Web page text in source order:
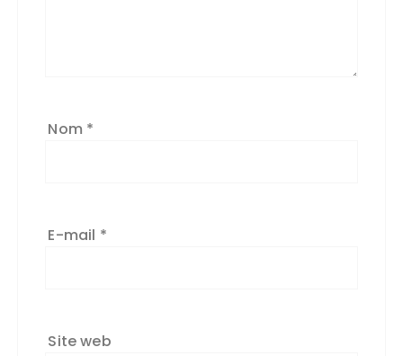
Nom *
E-mail *
Site web